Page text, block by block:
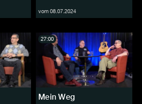
vom 08.07.2024
Mein Weg
27:00